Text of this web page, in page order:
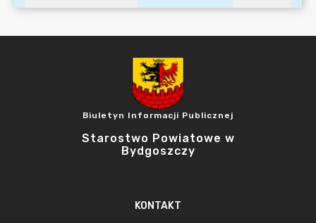
Biuletyn Informacji Publicznej
Starostwo Powiatowe w
Bydgoszczy
KONTAKT